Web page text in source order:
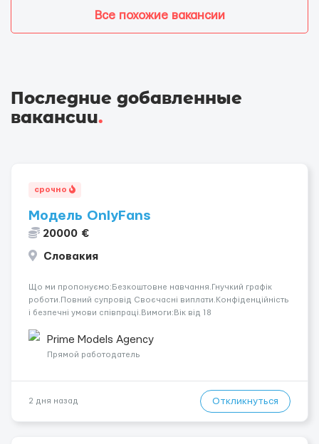
Все похожие вакансии
Последние добавленные
вакансии.
срочно
Модель OnlyFans
20000 €
Словакия
Що ми пропонуємо:Безкоштовне навчання.Гнучкий графік
роботи.Повний супровід Своєчасні виплати.Конфіденційність
і безпечні умови співпраці.Вимоги:Вік від 18
розвиватися.Досвід не обов’язковий.Якщо вас зацікавила
вакансія — залишайте відгук, і ми зв’яжемося ...
Prime Models Agency
Прямой работодатель
2 дня назад Откликнуться